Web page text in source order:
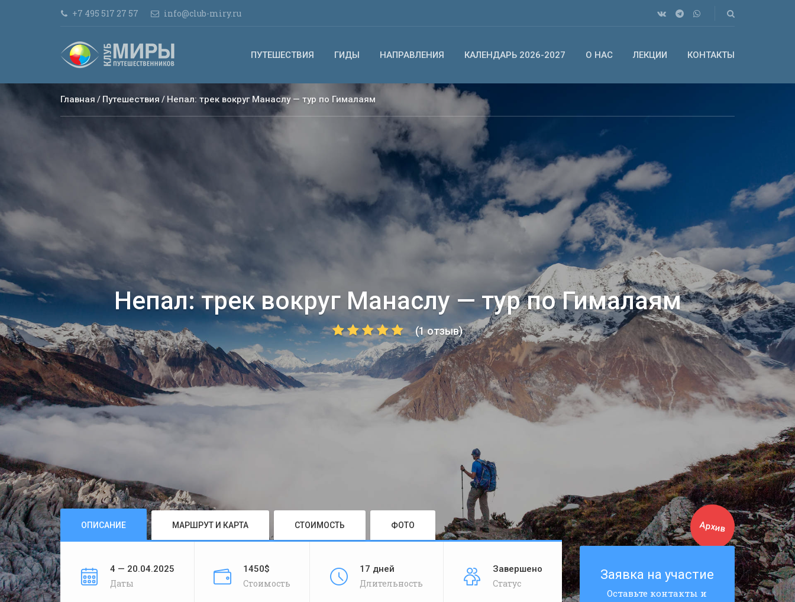
+7 495 517 27 57 info@club-miry.ru
ПУТЕШЕСТВИЯ ГИДЫ НАПРАВЛЕНИЯ КАЛЕНДАРЬ 2026-2027 О НАС ЛЕКЦИИ КОНТАКТЫ
Главная Путешествия Непал: трек вокруг Манаслу — тур по Гималаям
Непал: трек вокруг Манаслу — тур по Гималаям
(1 отзыв)
ОПИСАНИЕ МАРШРУТ И КАРТА СТОИМОСТЬ ФОТО
4 — 20.04.2025
Даты
1450$
Стоимость
17 дней
Длительность
Завершено
Статус
Архив
Заявка на участие
Оставьте контакты и